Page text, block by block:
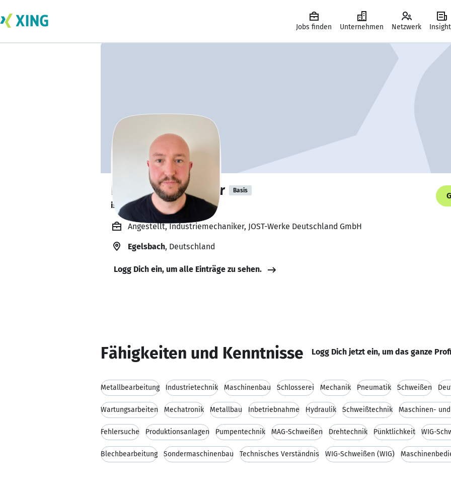
Jobs finden Unternehmen Netzwerk
Kevin Eitenmüller Basis
ist gesund und munter. 🥦
Angestellt, Industriemechaniker, JOST-Werke Deutschland GmbH
Egelsbach, Deutschland
Logg Dich ein, um alle Einträge zu sehen.
Fähigkeiten und Kenntnisse Logg Dich jetzt ein, um das ganze
Metallbearbeitung Industrietechnik Maschinenbau Schlosserei Mechanik Pneumatik Schweißen
Wartungsarbeiten Mechatronik Metallbau Inbetriebnahme Hydraulik Schweißtechnik Maschinen-
Fehlersuche Produktionsanlagen Pumpentechnik MAG-Schweißen Drehtechnik Pünktlichkeit WIG-
Blechbearbeitung Sondermaschinenbau Technisches Verständnis WIG-Schweißen (WIG)